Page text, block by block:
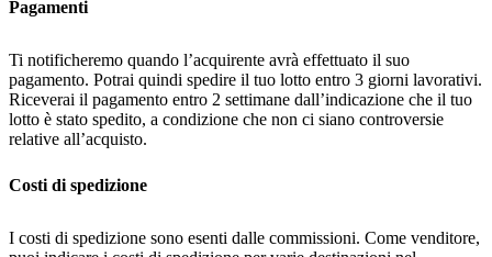
Pagamenti
Ti notificheremo quando l’acquirente avrà effettuato il suo
pagamento. Potrai quindi spedire il tuo lotto entro 3 giorni lavorativi.
Riceverai il pagamento entro 2 settimane dall’indicazione che il tuo
lotto è stato spedito, a condizione che non ci siano controversie
relative all’acquisto.
Costi di spedizione
I costi di spedizione sono esenti dalle commissioni. Come venditore,